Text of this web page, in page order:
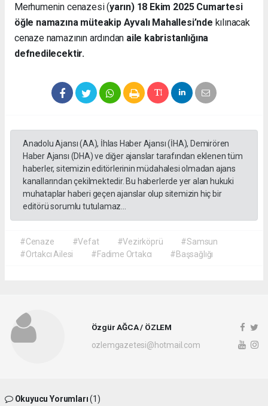
Merhumenin cenazesi (yarın) 18 Ekim 2025 Cumartesi
öğle namazına müteakip Ayvalı Mahallesi’nde kılınacak
cenaze namazının ardından aile kabristanlığına
defnedilecektir.
Anadolu Ajansı (AA), İhlas Haber Ajansı (İHA), Demirören
Haber Ajansı (DHA) ve diğer ajanslar tarafından eklenen tüm
haberler, sitemizin editörlerinin müdahalesi olmadan ajans
kanallarından çekilmektedir. Bu haberlerde yer alan hukuki
muhataplar haberi geçen ajanslar olup sitemizin hiç bir
editörü sorumlu tutulamaz...
#Cenaze #Vefat #Vezirköprü
#Samsun
#Ortakcı Ailesi
#Fadime Ortakcı #Başsağlığı
Özgür AĞCA / ÖZLEM
ozlemgazetesi@hotmail.com
Okuyucu Yorumları(1)